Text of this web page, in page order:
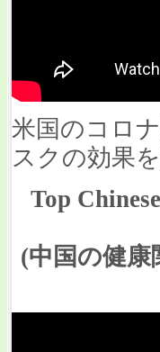
米国のコロ
スクの効果
Top
(中国の健